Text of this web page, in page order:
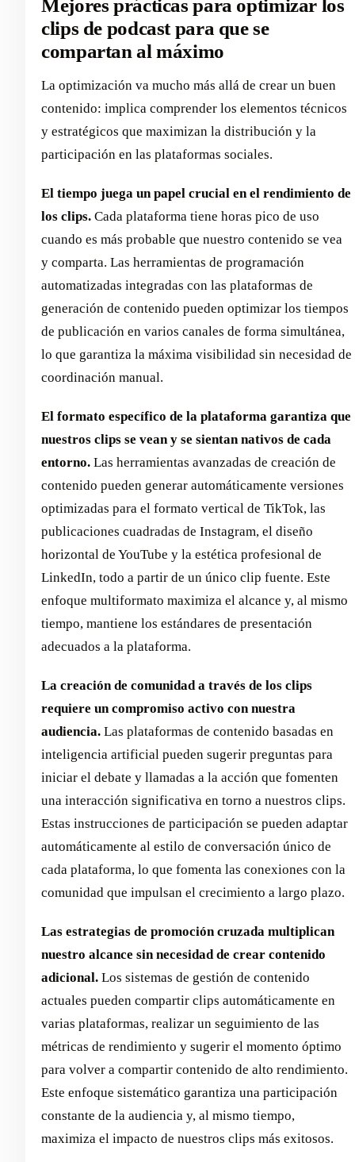
Mejores prácticas para optimizar los
clips de podcast para que se
compartan al máximo
La optimización va mucho más allá de crear un buen
contenido: implica comprender los elementos técnicos
y estratégicos que maximizan la distribución y la
participación en las plataformas sociales.
El tiempo juega un papel crucial en el rendimiento de
los clips. Cada plataforma tiene horas pico de uso
cuando es más probable que nuestro contenido se vea
y comparta. Las herramientas de programación
automatizadas integradas con las plataformas de
generación de contenido pueden optimizar los tiempos
de publicación en varios canales de forma simultánea,
lo que garantiza la máxima visibilidad sin necesidad de
coordinación manual.
El formato específico de la plataforma garantiza que
nuestros clips se vean y se sientan nativos de cada
entorno. Las herramientas avanzadas de creación de
contenido pueden generar automáticamente versiones
optimizadas para el formato vertical de TikTok, las
publicaciones cuadradas de Instagram, el diseño
horizontal de YouTube y la estética profesional de
LinkedIn, todo a partir de un único clip fuente. Este
enfoque multiformato maximiza el alcance y, al mismo
tiempo, mantiene los estándares de presentación
adecuados a la plataforma.
La creación de comunidad a través de los clips
requiere un compromiso activo con nuestra
audiencia. Las plataformas de contenido basadas en
inteligencia artificial pueden sugerir preguntas para
iniciar el debate y llamadas a la acción que fomenten
una interacción significativa en torno a nuestros clips.
Estas instrucciones de participación se pueden adaptar
automáticamente al estilo de conversación único de
cada plataforma, lo que fomenta las conexiones con la
comunidad que impulsan el crecimiento a largo plazo.
Las estrategias de promoción cruzada multiplican
nuestro alcance sin necesidad de crear contenido
adicional. Los sistemas de gestión de contenido
actuales pueden compartir clips automáticamente en
varias plataformas, realizar un seguimiento de las
métricas de rendimiento y sugerir el momento óptimo
para volver a compartir contenido de alto rendimiento.
Este enfoque sistemático garantiza una participación
constante de la audiencia y, al mismo tiempo,
maximiza el impacto de nuestros clips más exitosos.